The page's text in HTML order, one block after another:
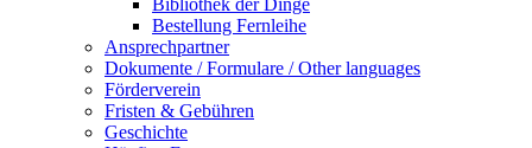
Bibliothek der Dinge
Bestellung Fernleihe
Ansprechpartner
Dokumente / Formulare / Other languages
Förderverein
Fristen & Gebühren
Geschichte